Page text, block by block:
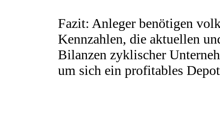
Fazit: Anleger benötigen
Kennzahlen, die aktuellen
Bilanzen zyklischer
um sich ein profitables